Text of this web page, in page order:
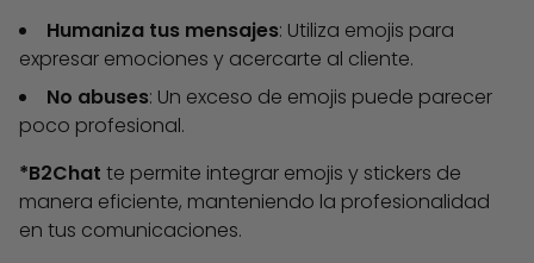
Humaniza tus mensajes: Utiliza emojis para
expresar emociones y acercarte al cliente.
No abuses: Un exceso de emojis puede parecer
poco profesional.
*B2Chat te permite integrar emojis y stickers de
manera eficiente, manteniendo la profesionalidad
en tus comunicaciones.